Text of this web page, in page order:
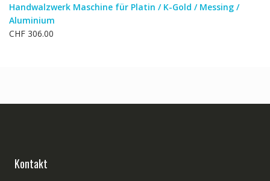
Handwalzwerk Maschine für Platin / K-Gold / Messing /
Aluminium
CHF 306.00
Kontakt